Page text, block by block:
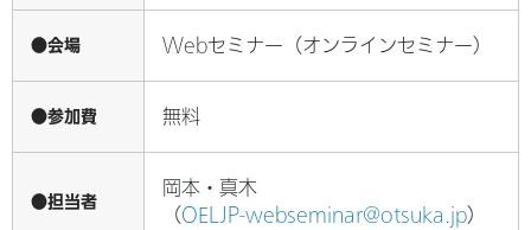
●会場 Webセミナー（オンラインセミナー）
●参加費 無料
●担当者
岡本・真木
（OELJP-webseminar@otsuka.jp）